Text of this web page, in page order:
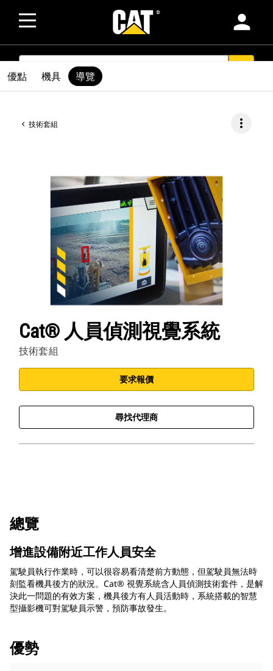
person
SEARCH
技術套組 more_vert
Cat® 人員偵測視覺系統
技術套組
要求報價
尋找代理商
優點 機具 導覽
總覽
增進設備附近工作人員安全
駕駛員執行作業時，可以很容易看清楚前方動態，但駕駛員無法時
刻監看機具後方的狀況。Cat® 視覺系統含人員偵測技術套件，是解
決此一問題的有效方案，機具後方有人員活動時，系統搭載的智慧
型攝影機可對駕駛員示警，預防事故發生。
優勢